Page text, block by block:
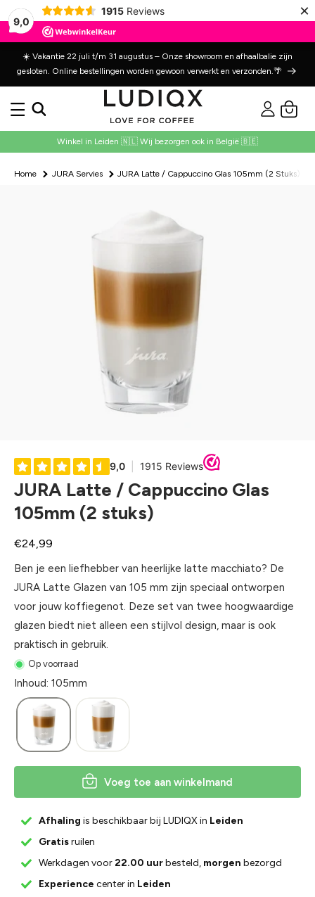
9,0
1915 Reviews ×
naar de
content
☀️ Vakantie 22 juli t/m 31 augustus – Onze showroom en afhaalbalie zijn
gesloten. Online bestellingen worden gewoon verwerkt en verzonden.🌴
Inloggen
Winkel in Leiden 🇳🇱 Wij bezorgen ook in België 🇧🇪
Home JURA Servies JURA Latte / Cappuccino Glas 105mm (2 Stuks)
JURA Latte / Cappuccino Glas
105mm (2 stuks)
Normale
€24,99
Ben je een liefhebber van heerlijke latte macchiato? De
JURA Latte Glazen van 105 mm zijn speciaal ontworpen
voor jouw koffiegenot. Deze set van twee hoogwaardige
glazen biedt niet alleen een stijlvol design, maar is ook
praktisch in gebruik.
Op voorraad
Inhoud: 105mm
Voeg toe aan winkelmand
Afhaling is beschikbaar bij LUDIQX in Leiden
Gratisruilen
Werkdagen voor22.00 uurbesteld, morgen bezorgd
Experience center in Leiden